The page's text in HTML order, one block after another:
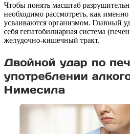
Чтобы понять масштаб
необходимо рассмотреть, как именно
усваиваются организмом. Главный
себя гепатобилиарная система
желудочно-кишечный тракт.
Двойной удар по
употреблении
Нимесила